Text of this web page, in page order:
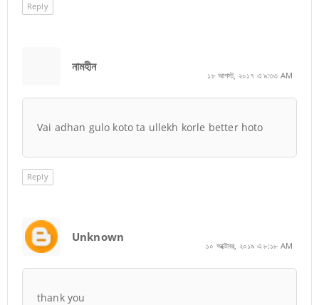
Reply
নামহীন
১৮ আগস্ট, ২০১৭ এ ৯:৩৩ AM
Vai adhan gulo koto ta ullekh korle better hoto
Reply
Unknown
১০ অক্টোবর, ২০১৯ এ ৮:১৮ AM
thank you